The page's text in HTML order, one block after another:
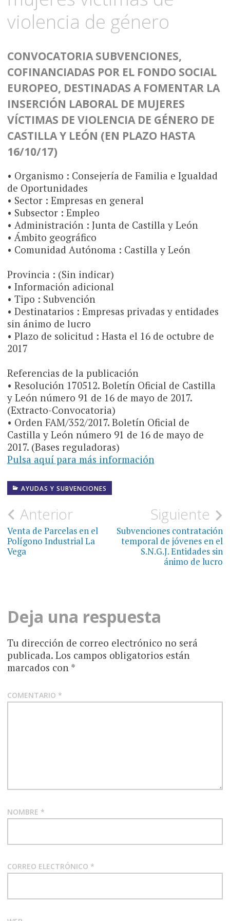
violencia de género
CONVOCATORIA SUBVENCIONES,
COFINANCIADAS POR EL FONDO SOCIAL
EUROPEO, DESTINADAS A FOMENTAR LA
INSERCIÓN LABORAL DE MUJERES
VÍCTIMAS DE VIOLENCIA DE GÉNERO DE
CASTILLA Y LEÓN (EN PLAZO HASTA
16/10/17)
• Organismo : Consejería de Familia e Igualdad
de Oportunidades
• Sector : Empresas en general
• Subsector : Empleo
• Administración : Junta de Castilla y León
• Ámbito geográfico
• Comunidad Autónoma : Castilla y León
Provincia : (Sin indicar)
• Información adicional
• Tipo : Subvención
• Destinatarios : Empresas privadas y entidades
sin ánimo de lucro
• Plazo de solicitud : Hasta el 16 de octubre de
2017
Referencias de la publicación
• Resolución 170512. Boletín Oficial de Castilla
y León número 91 de 16 de mayo de 2017.
(Extracto-Convocatoria)
• Orden FAM/352/2017. Boletín Oficial de
Castilla y León número 91 de 16 de mayo de
2017. (Bases reguladoras)
Pulsa aquí para más información
AYUDAS Y SUBVENCIONES
Navegación
de
entradas
Anterior
Venta de Parcelas en el
Polígono Industrial La
Vega
Siguiente
Subvenciones contratación
temporal de jóvenes en el
S.N.G.J. Entidades sin
ánimo de lucro
Deja una respuesta
Tu dirección de correo electrónico no será
publicada. Los campos obligatorios están
marcados con *
COMENTARIO *
NOMBRE *
CORREO ELECTRÓNICO *